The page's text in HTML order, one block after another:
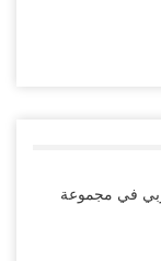
ديربي عربي في مجموعة